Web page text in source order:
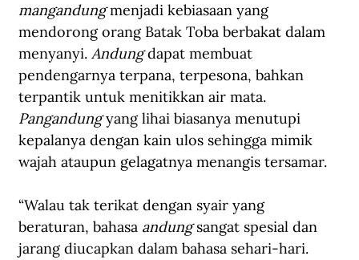
mangandung menjadi kebiasaan yang
mendorong orang Batak Toba berbakat dalam
menyanyi. Andung dapat membuat
pendengarnya terpana, terpesona, bahkan
terpantik untuk menitikkan air mata.
Pangandung yang lihai biasanya menutupi
kepalanya dengan kain ulos sehingga mimik
wajah ataupun gelagatnya menangis tersamar.
“Walau tak terikat dengan syair yang
beraturan, bahasa andung sangat spesial dan
jarang diucapkan dalam bahasa sehari-hari.